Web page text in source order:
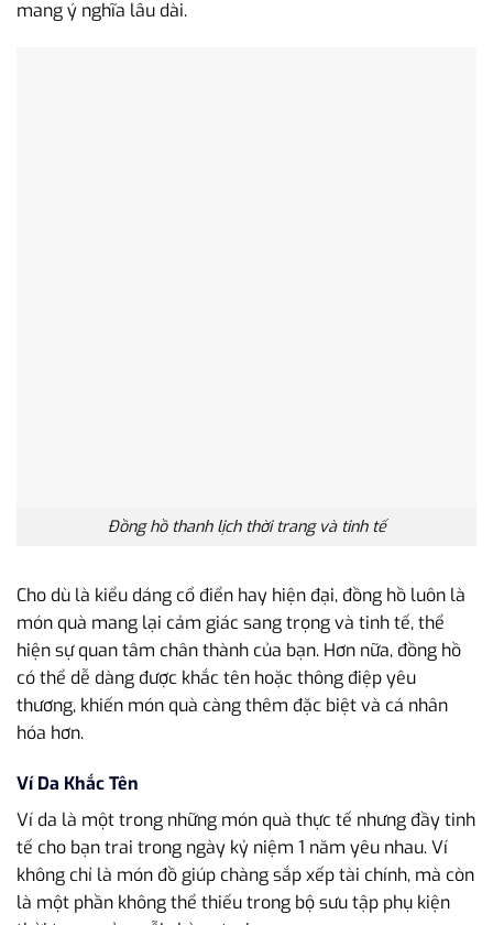
mang ý nghĩa lâu dài.
Đồng hồ thanh lịch thời trang và tinh tế
Cho dù là kiểu dáng cổ điển hay hiện đại, đồng hồ luôn là
món quà mang lại cảm giác sang trọng và tinh tế, thể
hiện sự quan tâm chân thành của bạn. Hơn nữa, đồng hồ
có thể dễ dàng được khắc tên hoặc thông điệp yêu
thương, khiến món quà càng thêm đặc biệt và cá nhân
hóa hơn.
Ví Da Khắc Tên
Ví da là một trong những món quà thực tế nhưng đầy tinh
tế cho bạn trai trong ngày kỷ niệm 1 năm yêu nhau. Ví
không chỉ là món đồ giúp chàng sắp xếp tài chính, mà còn
là một phần không thể thiếu trong bộ sưu tập phụ kiện